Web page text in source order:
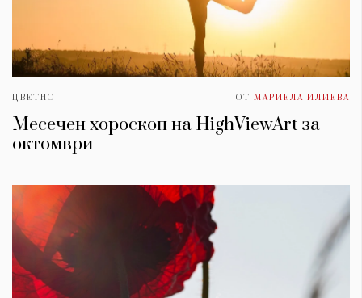
ЦВЕТНО ОТ МАРИЕЛА ИЛИЕВА
Месечен хороскоп на HighViewArt за
oктомври